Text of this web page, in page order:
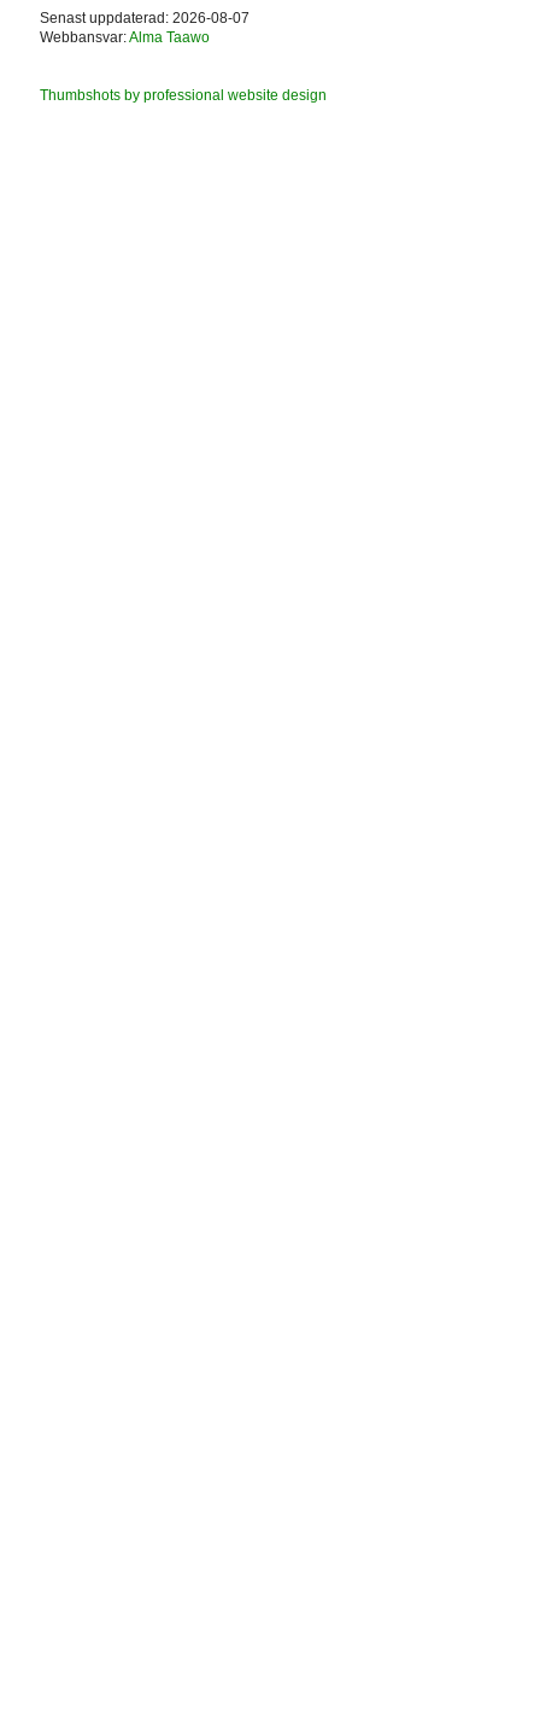
Senast uppdaterad: 2026-08-07
Webbansvar:Alma Taawo
Thumbshots by professional website design